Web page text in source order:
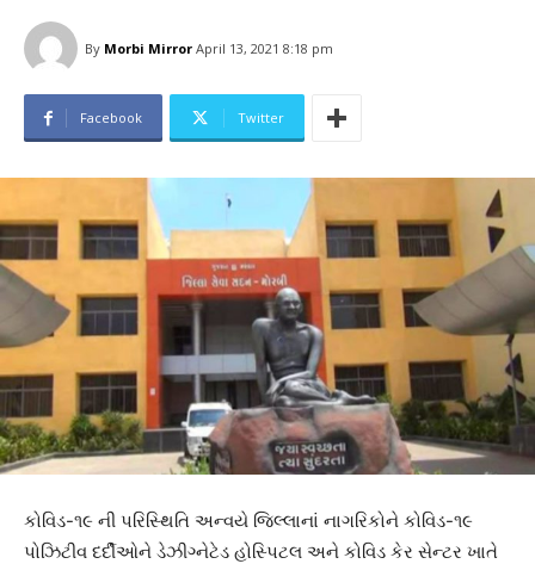
By Morbi Mirror April 13, 2021 8:18 pm
Facebook Twitter
કોવિડ-૧૯ ની પરિસ્થિતિ અન્વયે જિલ્લાનાં નાગરિકોને કોવિડ-૧૯
પોઝિટીવ દર્દીઓને ડેઝીગ્નેટેડ હોસ્પિટલ અને કોવિડ કેર સેન્ટર ખાતે